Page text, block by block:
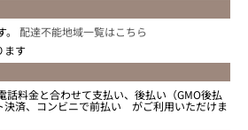
配達不能地域一覧はこちら
ます
話料金と合わせて支払い、後払い（GMO後払
決済、コンビニで前払い がご利用いただけま